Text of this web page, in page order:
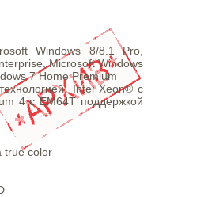
Windows 8/8.1 Pro,
Microsoft Windows
7 Home Premium
Intel Xeon® с
4 с EM64T поддержкой
true color